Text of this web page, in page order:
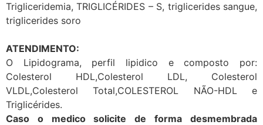
Trigliceridemia, TRIGLICÉRIDES – S, triglicerides sangue,
triglicerides soro
ATENDIMENTO:
O Lipidograma, perfil lipidico e composto por:
Colesterol HDL,Colesterol LDL, Colesterol
VLDL,Colesterol Total,COLESTEROL NÃO-HDL e
Triglicérides.
Caso o medico solicite de forma desmembrada